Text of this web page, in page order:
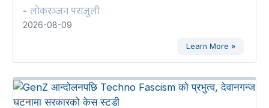
- लोकरञ्‍जन पराजुली
2026-08-09
Learn More »